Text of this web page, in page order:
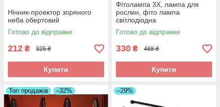
Нічник-проектор зоряного
неба обертовий
Готово до відправки
212 ₴ 325 ₴
Купити
Фітолампа 3X, лампа для
рослин, фіто лампа
світлодіодна
Готово до відправки
330 ₴ 488 ₴
Купити
Топ продажів –32% –29%